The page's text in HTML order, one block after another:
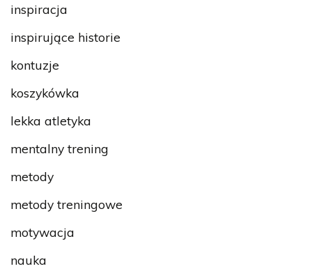
inspiracja
inspirujące historie
kontuzje
koszykówka
lekka atletyka
mentalny trening
metody
metody treningowe
motywacja
nauka